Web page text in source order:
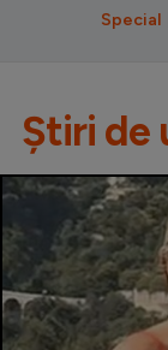
Special
Știri de